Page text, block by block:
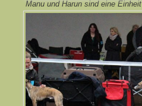
Manu und Harun sind eine Einheit